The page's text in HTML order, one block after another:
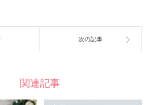
次の記事
関連記事